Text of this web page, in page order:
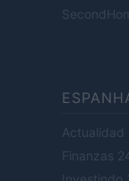
Actualidad
Finanzas